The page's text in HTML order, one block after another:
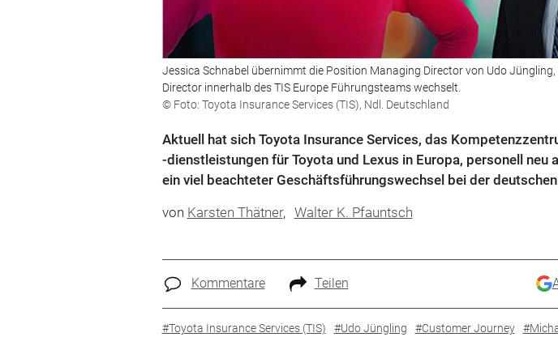
Jessica Schnabel übernimmt die Position Managing Director von Udo
Director innerhalb des TIS Europe Führungsteams wechselt.
© Foto: Toyota Insurance Services (TIS), Ndl. Deutschland
Aktuell hat sich Toyota Insurance Services, das
-dienstleistungen für Toyota und Lexus in Europa, personell neu
ein viel beachteter Geschäftsführungswechsel bei der
von Karsten Thätner, Walter K. Pfauntsch
Kommentare Teilen
#Toyota Insurance Services (TIS) #Udo Jüngling #Customer Journey